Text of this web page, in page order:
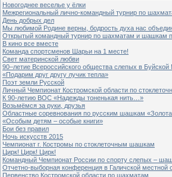
Новогоднее веселье у ёлки
Межрегиональный лично-командный турнир по
День добрых дел
Мы любимой Родине верны, бодрость духа нас
Открытый командный турнир по шахматам и шашкам
В кино все вместе
Команда спортсменов Шарьи на 1 месте!
Свет материнской любви
90–летие Всероссийского общества слепых в
«Подарим друг другу лучик тепла»
Поэт земли Русской
Личный Чемпионат Костромской области по
К 90-летию ВОС «Надежды тоненькая нить…»
Возьмёмся за руки, друзья
Областные соревнования по русским шашкам
«Особым детям – особые книги»
Бои без правил
Ночь искусств 2015
Чемпионат г. Костромы по стоклеточным шашкам
Цирк! Цирк! Цирк!
Командный Чемпионат России по спорту слепых –
Отчетно-выборная конференция в Галичской местной
Первенство Костромской области по шахматам